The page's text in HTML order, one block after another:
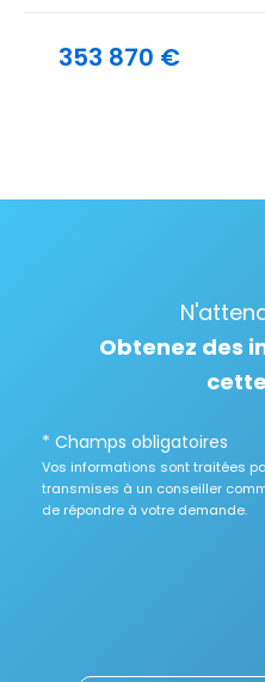
353 870 €
Obtenez des
* Champs obligatoires
Vos informations sont traitées
transmises à un conseiller
de répondre à votre demande.